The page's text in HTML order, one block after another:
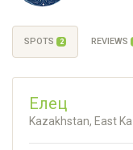
SPOTS 2 REVIEWS
Елец
Kazakhstan, East